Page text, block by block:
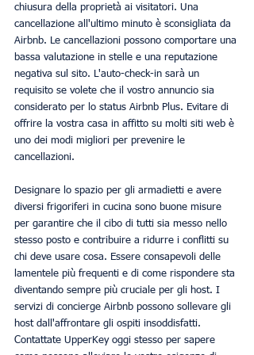
chiusura della proprietà ai visitatori. Una
cancellazione all'ultimo minuto è sconsigliata da
Airbnb. Le cancellazioni possono comportare una
bassa valutazione in stelle e una reputazione
negativa sul sito. L'auto-check-in sarà un
requisito se volete che il vostro annuncio sia
considerato per lo status Airbnb Plus. Evitare di
offrire la vostra casa in affitto su molti siti web è
uno dei modi migliori per prevenire le
cancellazioni.
Designare lo spazio per gli armadietti e avere
diversi frigoriferi in cucina sono buone misure
per garantire che il cibo di tutti sia messo nello
stesso posto e contribuire a ridurre i conflitti su
chi deve usare cosa. Essere consapevoli delle
lamentele più frequenti e di come rispondere sta
diventando sempre più cruciale per gli host. I
servizi di concierge Airbnb possono sollevare gli
host dall'affrontare gli ospiti insoddisfatti.
Contattate UpperKey oggi stesso per sapere